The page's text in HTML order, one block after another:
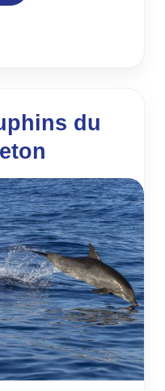
du